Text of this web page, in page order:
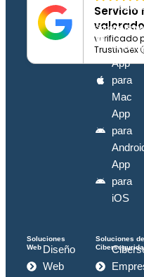
Servicio
valorado
verificado
Trustindex
SoporteApp
App
para
Mac
App
para
App
para
iOS
Soluciones
Web Diseño
Web
Soluciones de